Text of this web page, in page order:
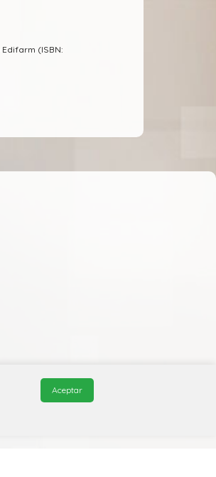
(ISBN:
Aceptar